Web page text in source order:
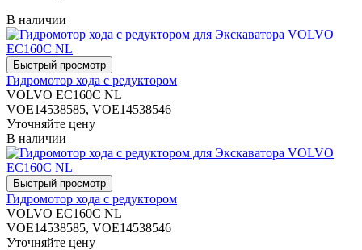
В наличии
Гидромотор хода с редуктором
VOLVO EC160C NL
VOE14538585, VOE14538546
Уточняйте цену
В наличии
Гидромотор хода с редуктором
VOLVO EC160C NL
VOE14538585, VOE14538546
Уточняйте цену